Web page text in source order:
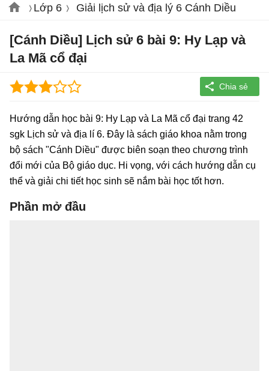
Lớp 6 Giải lịch sử và địa lý 6 Cánh Diều
[Cánh Diều] Lịch sử 6 bài 9: Hy Lạp và
La Mã cổ đại
Hướng dẫn học bài 9: Hy Lạp và La Mã cổ đại trang 42
sgk Lịch sử và địa lí 6. Đây là sách giáo khoa nằm trong
bộ sách "Cánh Diều" được biên soạn theo chương trình
đổi mới của Bộ giáo dục. Hi vọng, với cách hướng dẫn cụ
thể và giải chi tiết học sinh sẽ nắm bài học tốt hơn.
Phần mở đầu